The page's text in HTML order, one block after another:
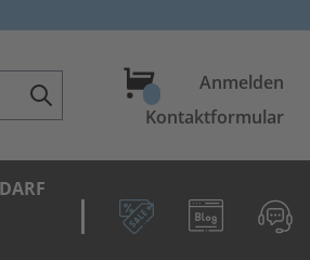
WarenkorbAnmelden
Kontaktformular